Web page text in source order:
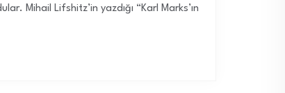
Mihail Lifshitz’in yazdığı “Karl Marks’ın